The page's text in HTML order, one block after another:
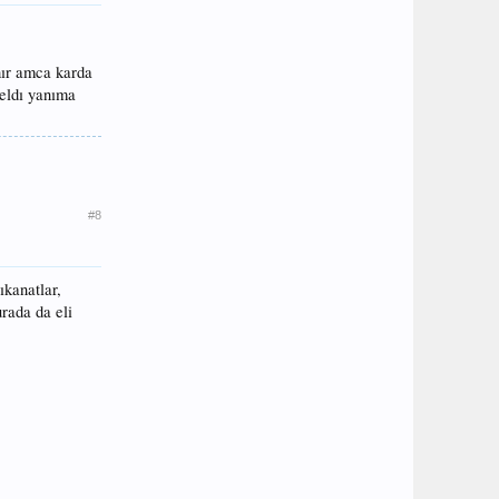
amca karda
yanıma
#8
da eli